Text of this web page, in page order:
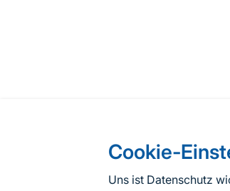
Cookie-
Uns ist Datenschutz